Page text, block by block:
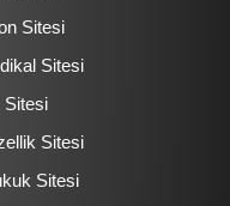
Sitesi
Sitesi
Sitesi
Sitesi
Sitesi